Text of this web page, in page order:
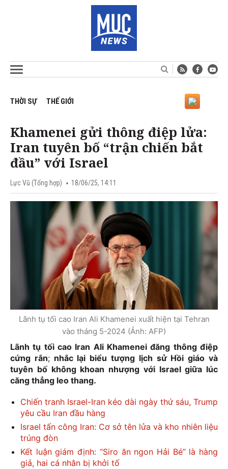
THỜI SỰ THẾ GIỚI
Khamenei gửi thông điệp lửa:
Iran tuyên bố “trận chiến bắt
đầu” với Israel
Lực Vũ (Tổng hợp) 18/06/25, 14:11
Lãnh tụ tối cao Iran Ali Khamenei xuất hiện tại Tehran
vào tháng 5-2024 (Ảnh: AFP)
Lãnh tụ tối cao Iran Ali Khamenei đăng thông điệp
cứng rắn;nhắc lại biểu tượng lịch sử Hồi giáo và
tuyên bố không khoan nhượng với Israel giữa lúc
căng thẳng leo thang.
Chiến tranh Israel-Iran kéo dài ngày thứ sáu, Trump
yêu cầu Iran đầu hàng
Israel tấn công Iran: Cơ sở tên lửa và kho nhiên liệu
trúng đòn
Kết luận giám định: “Siro ăn ngon Hải Bé” là hàng
giả, hai cá nhân bị khởi tố